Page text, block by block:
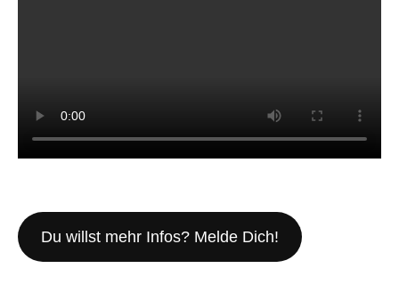
Du willst mehr Infos? Melde Dich!